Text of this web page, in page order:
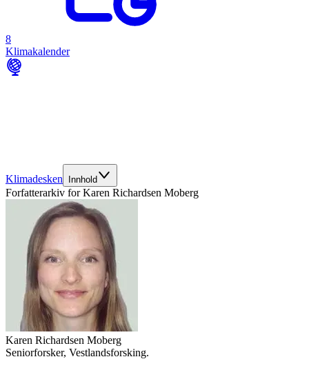
8
Klimakalender
Klimadesken Innhold
Forfatterarkiv forKaren Richardsen Moberg
Karen Richardsen Moberg
Seniorforsker, Vestlandsforsking.